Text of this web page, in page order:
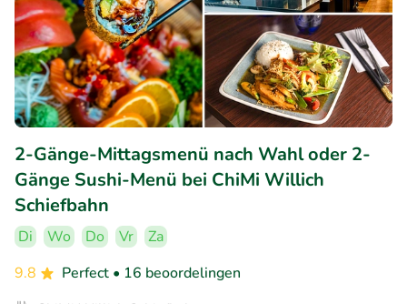
2-Gänge-Mittagsmenü nach Wahl oder 2-
Gänge Sushi-Menü bei ChiMi Willich
Schiefbahn
Di Wo Do Vr
Za
9.8
Perfect • 16 beoordelingen